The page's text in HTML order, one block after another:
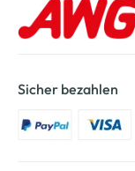
Sicher bezahlen